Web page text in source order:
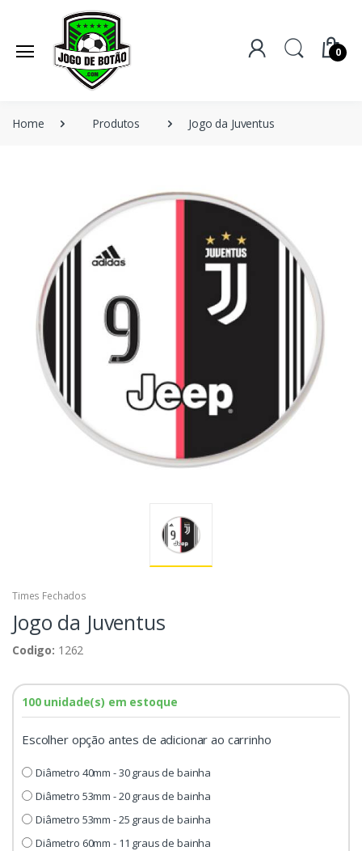
0
Home Produtos Jogo da Juventus
Times Fechados
Jogo da Juventus
Codigo: 1262
100 unidade(s) em estoque
Escolher opção antes de adicionar ao carrinho
Diâmetro 40mm - 30 graus de bainha
Diâmetro 53mm - 20 graus de bainha
Diâmetro 53mm - 25 graus de bainha
Diâmetro 60mm - 11 graus de bainha